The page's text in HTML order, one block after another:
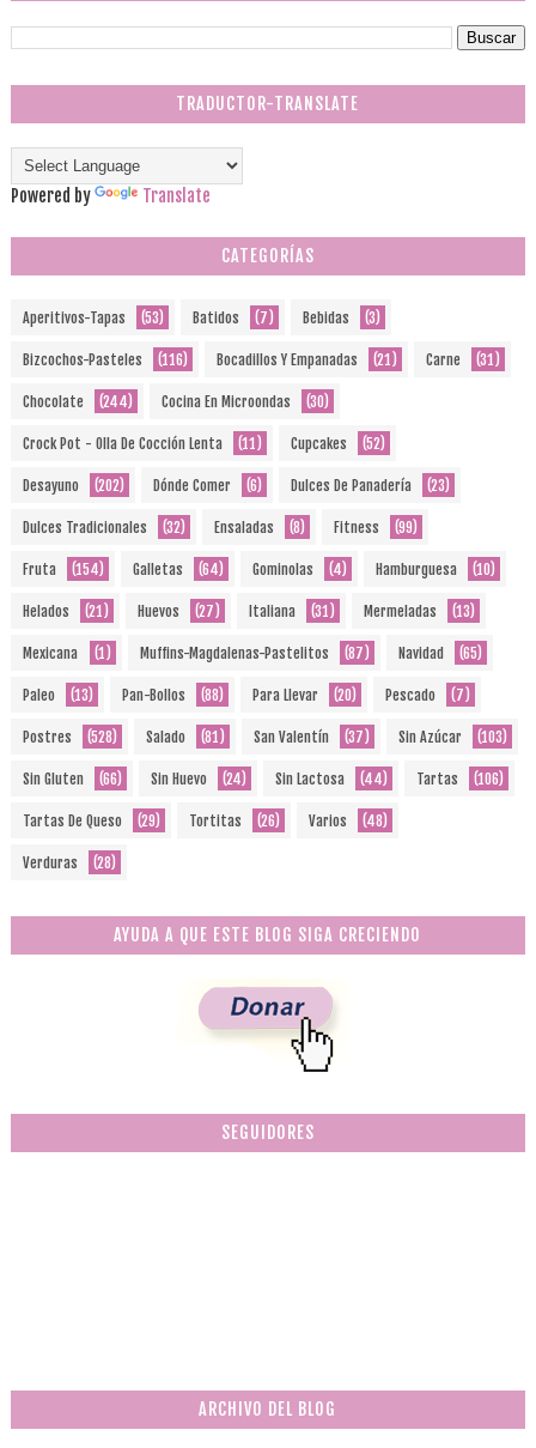
TRADUCTOR-TRANSLATE
Powered by Translate
CATEGORÍAS
Aperitivos-Tapas (53) Batidos (7) Bebidas (3)
Bizcochos-Pasteles (116) Bocadillos Y Empanadas (21) Carne (31)
Chocolate (244) Cocina En Microondas (30)
Crock Pot - Olla De Cocción Lenta (11) Cupcakes (52)
Desayuno (202) Dónde Comer (6) Dulces De Panadería (23)
Dulces Tradicionales (32) Ensaladas (8) Fitness (99)
Fruta (154) Galletas (64) Gominolas (4) Hamburguesa (10)
Helados (21) Huevos (27) Italiana (31) Mermeladas (13)
Mexicana (1) Muffins-Magdalenas-Pastelitos (87) Navidad (65)
Paleo (13) Pan-Bollos (88) Para Llevar (20) Pescado (7)
Postres (528) Salado (81) San Valentín (37) Sin Azúcar (103)
Sin Gluten (66) Sin Huevo (24) Sin Lactosa (44) Tartas (106)
Tartas De Queso (29) Tortitas (26) Varios (48)
Verduras (28)
AYUDA A QUE ESTE BLOG SIGA CRECIENDO
SEGUIDORES
ARCHIVO DEL BLOG